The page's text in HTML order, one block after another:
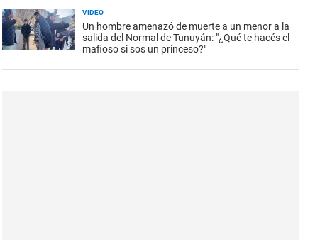
VIDEO
Un hombre amenazó de muerte a un menor a la
salida del Normal de Tunuyán: "¿Qué te hacés el
mafioso si sos un princeso?"